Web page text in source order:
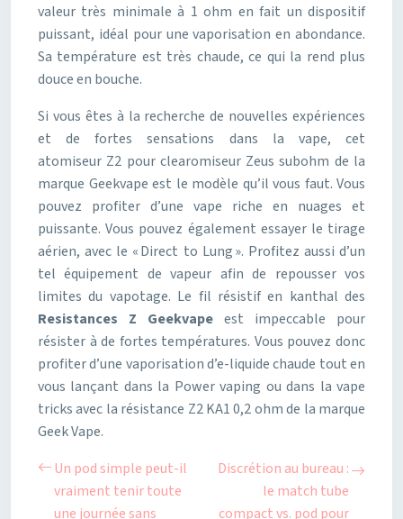
valeur très minimale à 1 ohm en fait un dispositif
puissant, idéal pour une vaporisation en abondance.
Sa température est très chaude, ce qui la rend plus
douce en bouche.
Si vous êtes à la recherche de nouvelles expériences
et de fortes sensations dans la vape, cet
atomiseur Z2 pour clearomiseur Zeus subohm de la
marque Geekvape est le modèle qu’il vous faut. Vous
pouvez profiter d’une vape riche en nuages et
puissante. Vous pouvez également essayer le tirage
aérien, avec le « Direct to Lung ». Profitez aussi d’un
tel équipement de vapeur afin de repousser vos
limites du vapotage. Le fil résistif en kanthal des
Resistances Z Geekvape est impeccable pour
résister à de fortes températures. Vous pouvez donc
profiter d’une vaporisation d’e-liquide chaude tout en
vous lançant dans la Power vaping ou dans la vape
tricks avec la résistance Z2 KA1 0,2 ohm de la marque
Geek Vape.
Un pod simple peut-il
vraiment tenir toute
une journée sans
Discrétion au bureau :
le match tube
compact vs. pod pour